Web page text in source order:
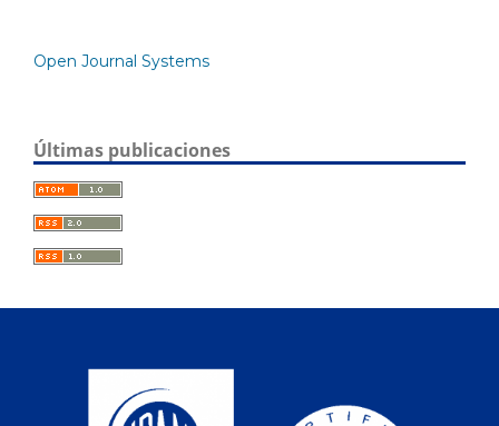
Open Journal Systems
Últimas publicaciones